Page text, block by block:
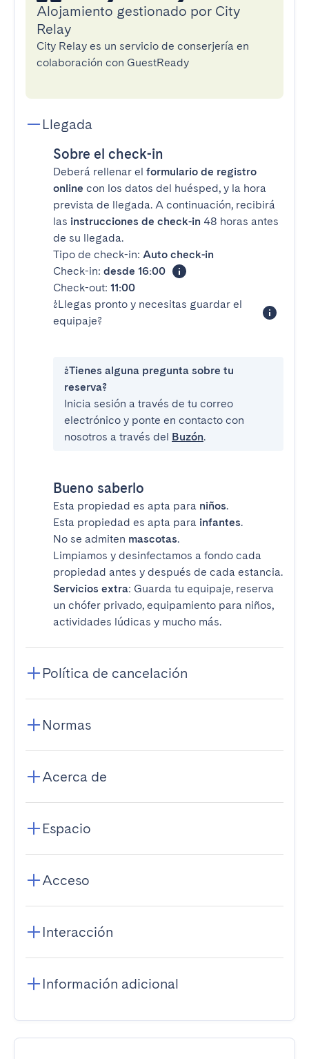
Alojamiento gestionado por City
Relay
City Relay es un servicio de conserjería en
colaboración con GuestReady
Llegada
Sobre el check-in
Deberá rellenar el formulario de registro
online con los datos del huésped, y la hora
prevista de llegada. A continuación, recibirá
las instrucciones de check-in 48 horas antes
de su llegada.
Tipo de check-in: Auto check-in
Check-in: desde 16:00
Check-out: 11:00
¿Llegas pronto y necesitas guardar el
equipaje?
¿Tienes alguna pregunta sobre tu
reserva?
Inicia sesión a través de tu correo
electrónico y ponte en contacto con
nosotros a través del Buzón.
Bueno saberlo
Esta propiedad es apta para niños.
Esta propiedad es apta para infantes.
No se admiten mascotas.
Limpiamos y desinfectamos a fondo cada
propiedad antes y después de cada estancia.
Servicios extra: Guarda tu equipaje, reserva
un chófer privado, equipamiento para niños,
actividades lúdicas y mucho más.
Política de cancelación
Normas
Acerca de
Espacio
Acceso
Interacción
Información adicional